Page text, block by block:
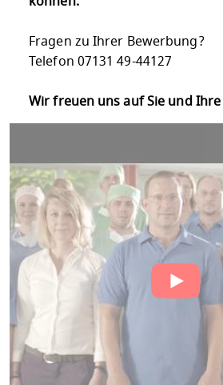
Fragen zu Ihrer Bewerbung?
Telefon 07131 49-44127
Wir freuen uns auf Sie und